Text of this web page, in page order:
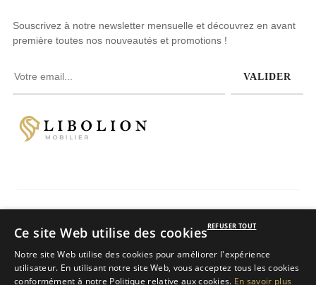
Souscrivez à notre newsletter mensuelle et découvrez en avant
première toutes nos nouveautés et promotions !
VALIDER
4.8/5 sur 234 avis
Copyright © 2025LIBOLIONtous droits réservés.
Ce site Web utilise des cookies
Notre site Web utilise des cookies pour améliorer l'expérience
utilisateur. En utilisant notre site Web, vous acceptez tous les cookies
conformément à notre Politique relative aux cookies. En savoir plus
REFUSER TOUT